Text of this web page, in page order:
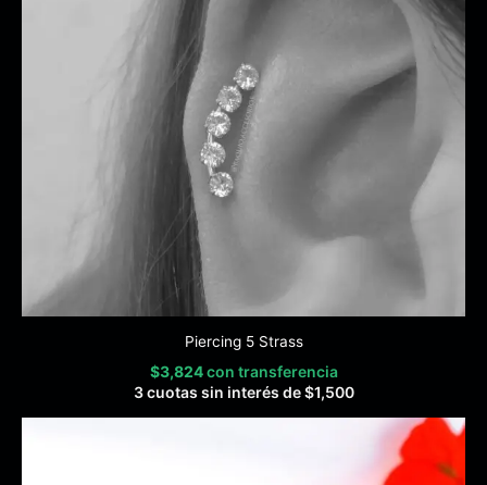
Piercing 5 Strass
$3,824 con transferencia
3 cuotas sin interés de$1,500